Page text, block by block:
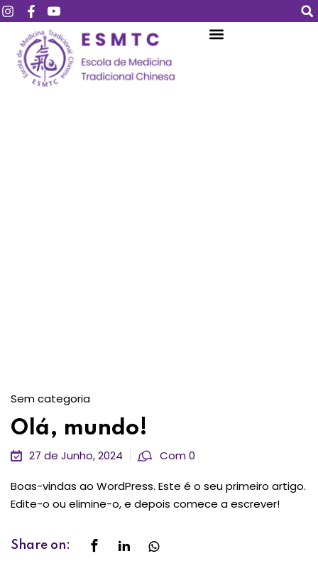
Sem categoria
Olá, mundo!
27 de Junho, 2024 Com 0
Boas-vindas ao WordPress. Este é o seu primeiro artigo.
Edite-o ou elimine-o, e depois comece a escrever!
Share on:
Login Assinar
Login